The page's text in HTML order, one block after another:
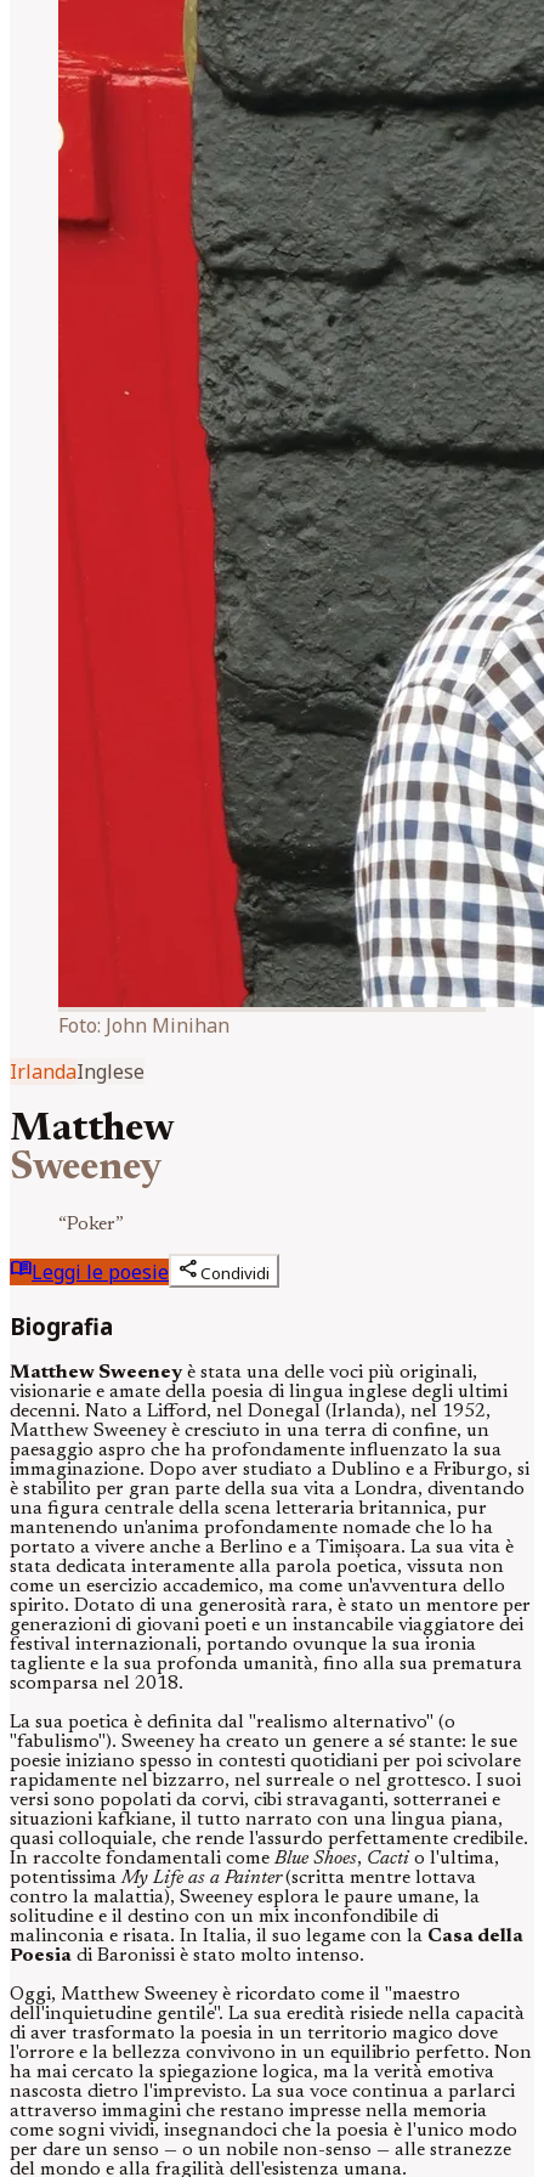
Foto: John Minihan
IrlandaInglese
Matthew
Sweeney
“Poker”
menu_bookLeggi le poesie shareCondividi
Biografia
Matthew Sweeneyè stata una delle voci più originali,
visionarie e amate della poesia di lingua inglese degli ultimi
decenni. Nato a Lifford, nel Donegal (Irlanda), nel 1952,
Matthew Sweeney è cresciuto in una terra di confine, un
paesaggio aspro che ha profondamente influenzato la sua
immaginazione. Dopo aver studiato a Dublino e a Friburgo, si
è stabilito per gran parte della sua vita a Londra, diventando
una figura centrale della scena letteraria britannica, pur
mantenendo un'anima profondamente nomade che lo ha
portato a vivere anche a Berlino e a Timișoara. La sua vita è
stata dedicata interamente alla parola poetica, vissuta non
come un esercizio accademico, ma come un'avventura dello
spirito. Dotato di una generosità rara, è stato un mentore per
generazioni di giovani poeti e un instancabile viaggiatore dei
festival internazionali, portando ovunque la sua ironia
tagliente e la sua profonda umanità, fino alla sua prematura
scomparsa nel 2018.
La sua poetica è definita dal "realismo alternativo" (o
"fabulismo"). Sweeney ha creato un genere a sé stante: le sue
poesie iniziano spesso in contesti quotidiani per poi scivolare
rapidamente nel bizzarro, nel surreale o nel grottesco. I suoi
versi sono popolati da corvi, cibi stravaganti, sotterranei e
situazioni kafkiane, il tutto narrato con una lingua piana,
quasi colloquiale, che rende l'assurdo perfettamente credibile.
In raccolte fondamentali comeBlue Shoes, Cacti o l'ultima,
potentissimaMy Life as a Painter(scritta mentre lottava
contro la malattia), Sweeney esplora le paure umane, la
solitudine e il destino con un mix inconfondibile di
malinconia e risata. In Italia, il suo legame con la Casa della
Poesia di Baronissi è stato molto intenso.
Oggi, Matthew Sweeney è ricordato come il "maestro
dell'inquietudine gentile". La sua eredità risiede nella capacità
di aver trasformato la poesia in un territorio magico dove
l'orrore e la bellezza convivono in un equilibrio perfetto. Non
ha mai cercato la spiegazione logica, ma la verità emotiva
nascosta dietro l'imprevisto. La sua voce continua a parlarci
attraverso immagini che restano impresse nella memoria
come sogni vividi, insegnandoci che la poesia è l'unico modo
per dare un senso — o un nobile non-senso — alle stranezze
del mondo e alla fragilità dell'esistenza umana.